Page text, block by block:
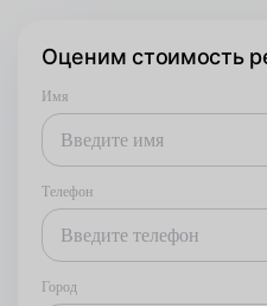
Оценим стоимость
Имя
Телефон
Город